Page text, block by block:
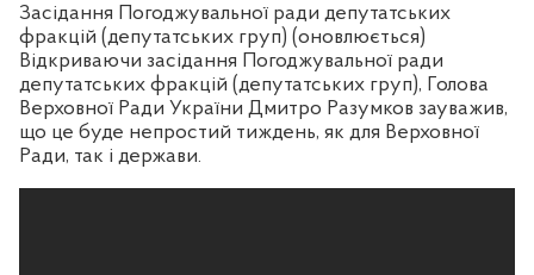
Засідання Погоджувальної ради депутатських
фракцій (депутатських груп) (оновлюється)
Відкриваючи засідання Погоджувальної ради
депутатських фракцій (депутатських груп), Голова
Верховної Ради України Дмитро Разумков зауважив,
що це буде непростий тиждень, як для Верховної
Ради, так і держави.